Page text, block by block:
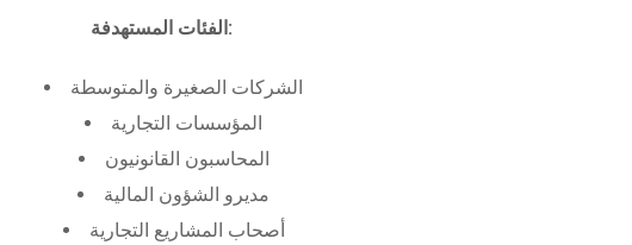
الفئات المستهدفة:
الشركات الصغيرة والمتوسطة
المؤسسات التجارية
المحاسبون القانونيون
مديرو الشؤون المالية
أصحاب المشاريع التجارية